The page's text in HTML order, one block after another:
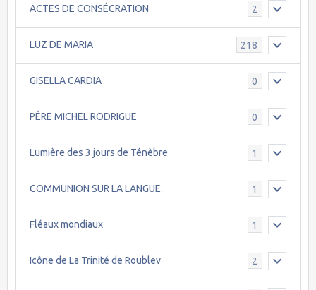
ACTES DE CONSÉCRATION 2
LUZ DE MARIA 218
GISELLA CARDIA 0
PÈRE MICHEL RODRIGUE 0
Lumière des 3 jours de Ténèbre 1
COMMUNION SUR LA LANGUE. 1
Fléaux mondiaux 1
Icône de La Trinité de Roublev 2